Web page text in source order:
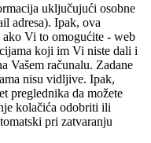
uključujući osobne
adresa). Ipak, ova
Vi to omogućite - web
koji im Vi niste dali i
Vašem računalu. Zadane
nisu vidljive. Ipak,
preglednika da možete
kolačića odobriti ili
pri zatvaranju